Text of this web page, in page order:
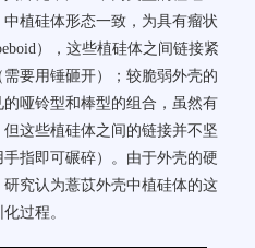
植硅体形态一致，为具有瘤状
），这些植硅体之间链接紧
要用锤砸开）；较脆弱外壳的
哑铃型和棒型的组合，虽然有
这些植硅体之间的链接并不坚
指即可碾碎）。由于外壳的硬
究认为薏苡外壳中植硅体的这
过程。